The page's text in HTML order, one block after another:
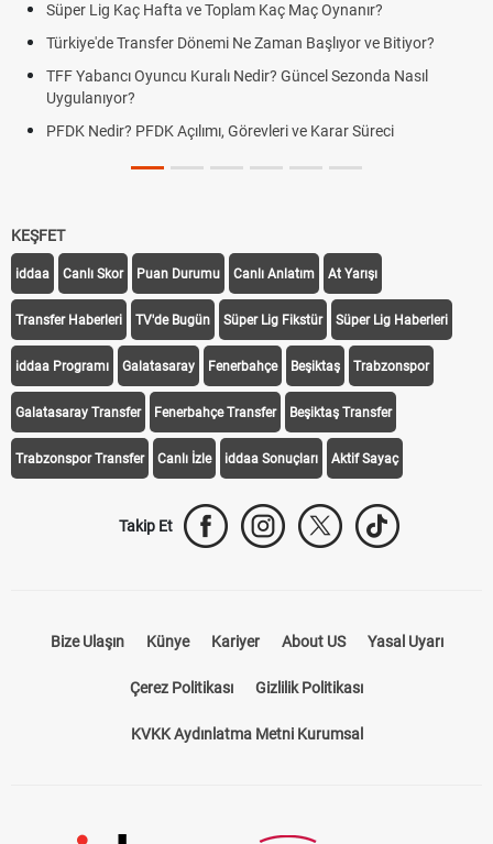
Kaç Hafta ve Toplam Kaç Maç Oynanır?
Transfer Dönemi Ne Zaman Başlıyor ve Bitiyor?
Oyuncu Kuralı Nedir? Güncel Sezonda Nasıl
PFDK Açılımı, Görevleri ve Karar Süreci
Futbol
KEŞFET
iddaa Canlı Skor Puan Durumu Canlı Anlatım At Yarışı
Transfer Haberleri TV'de Bugün Süper Lig Fikstür Süper Lig Haberleri
iddaa Programı Galatasaray Fenerbahçe Beşiktaş Trabzonspor
Galatasaray Transfer Fenerbahçe Transfer Beşiktaş Transfer
Trabzonspor Transfer Canlı İzle iddaa Sonuçları Aktif Sayaç